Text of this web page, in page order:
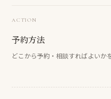
ACTION
予約方法
どこから予約・相談すればよいか